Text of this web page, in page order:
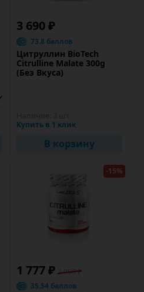
3 690 ₽
73.8 баллов
Цитруллин BioTech
Citrulline Malate 300g
(Без Вкуса)
Купить в 1 клик
В корзину
-15%
1 777 ₽ 2 090 ₽
35.54 баллов